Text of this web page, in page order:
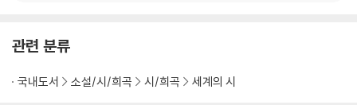
관련 분류
국내도서 소설/시/희곡 시/희곡 세계의 시